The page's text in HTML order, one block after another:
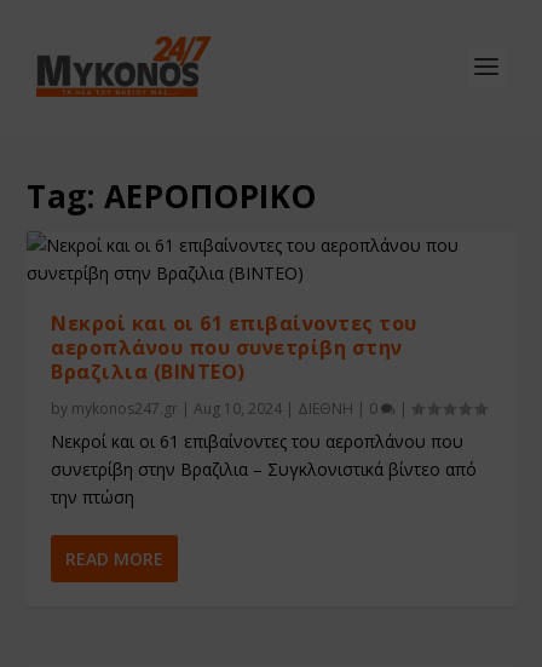
Tag: ΑΕΡΟΠΟΡΙΚΟ
Νεκροί και οι 61 επιβαίνοντες του
αεροπλάνου που συνετρίβη στην
Βραζιλια (ΒΙΝΤΕΟ)
by mykonos247.gr |Aug 10, 2024 | ΔΙΕΘΝΗ | 0 |
Νεκροί και οι 61 επιβαίνοντες του αεροπλάνου που
συνετρίβη στην Βραζιλια – Συγκλονιστικά βίντεο από
την πτώση
READ MORE